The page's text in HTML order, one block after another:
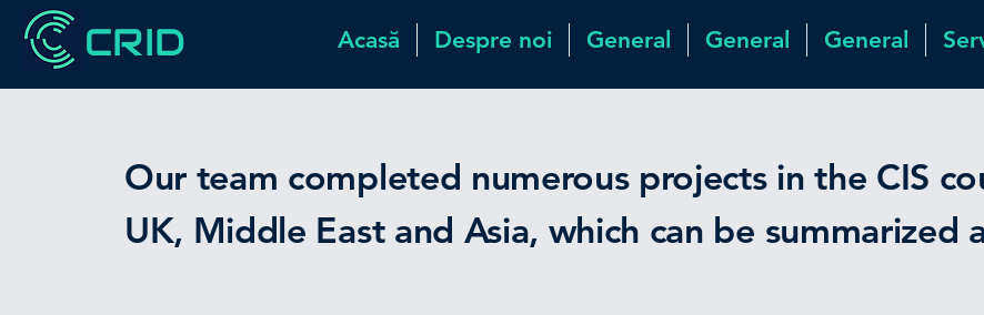
CRID Acasă Despre noi General General General
Our team completed numerous projects in the CIS
UK, Middle East and Asia, which can be summarized